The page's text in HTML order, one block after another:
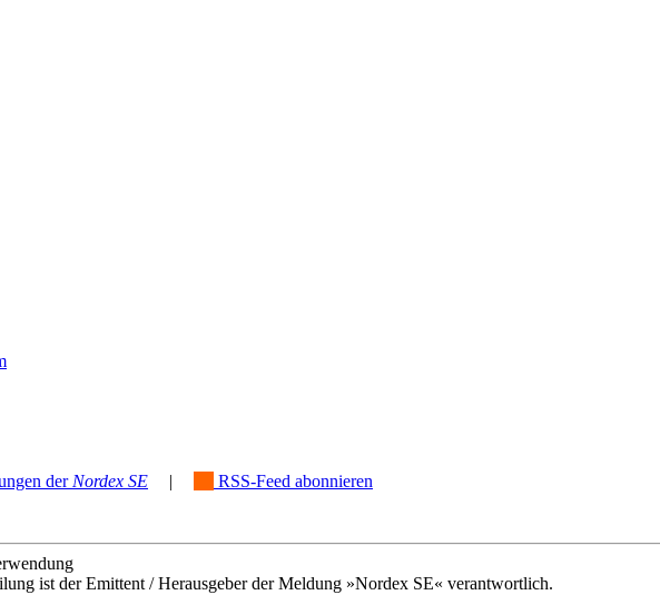
der Nordex SE | RSS-Feed abonnieren
ist der Emittent / Herausgeber der Meldung »Nordex SE« verantwortlich.